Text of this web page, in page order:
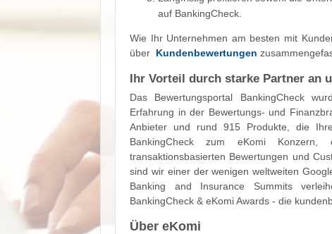
auf BankingCheck.
Wie Ihr Unternehmen am besten mit
über Kundenbewertungen
Ihr Vorteil durch starke Partner an
Das Bewertungsportal BankingCheck
Erfahrung in der Bewertungs- und
Anbieter und rund 915 Produkte, die
BankingCheck zum eKomi Konzern,
transaktionsbasierten Bewertungen und
sind wir einer der wenigen weltweiten
Banking and Insurance Summits
BankingCheck & eKomi Awards - die
Über eKomi